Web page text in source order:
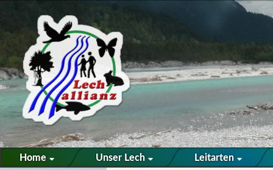
Home Unser Lech Leitarten